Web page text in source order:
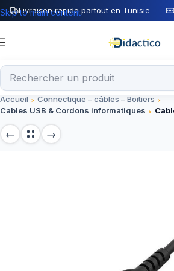
Livraison rapide partout en Tunisie
Skip to main content
Accueil
Connectique – câbles – Boitiers
Cables USB & Cordons informatiques